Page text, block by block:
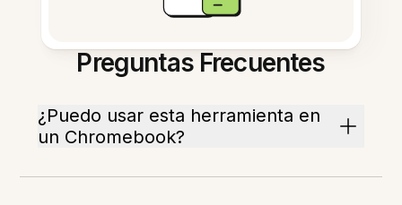
Preguntas Frecuentes
¿Puedo usar esta herramienta en
un Chromebook?